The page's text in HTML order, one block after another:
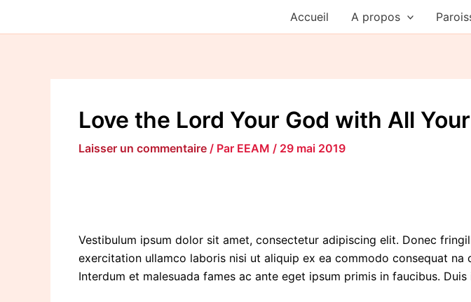
Accueil A propos
Love the Lord Your God with All
Laisser un commentaire / Par EEAM / 29 mai 2019
Vestibulum ipsum dolor sit amet, consectetur adipiscing elit. Donec
exercitation ullamco laboris nisi ut aliquip ex ea commodo consequat
Interdum et malesuada fames ac ante eget ipsum primis in faucibus.